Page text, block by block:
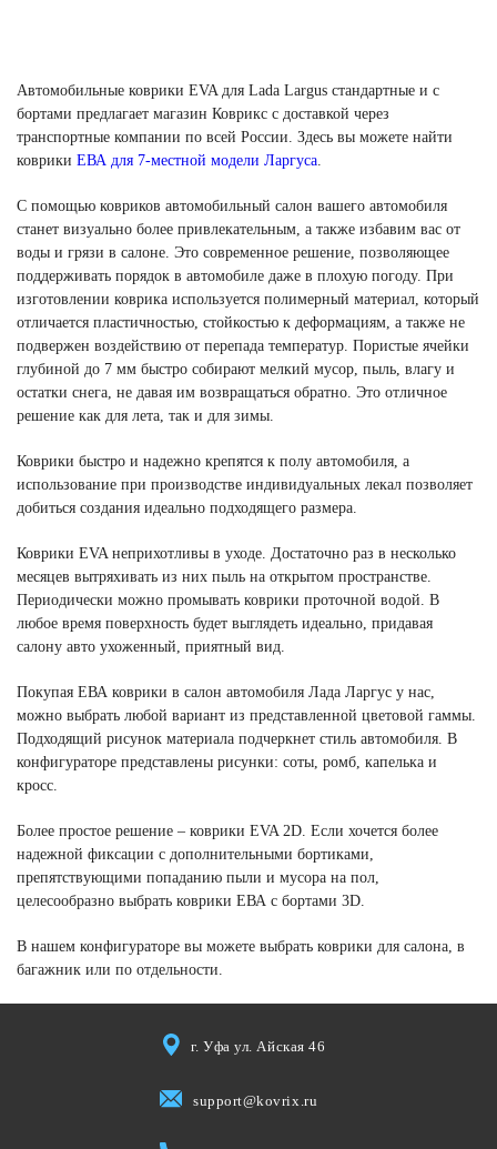
Автомобильные коврики EVA для Lada Largus стандартные и с
бортами предлагает магазин Коврикс с доставкой через
транспортные компании по всей России. Здесь вы можете найти
коврики ЕВА для 7-местной модели Ларгуса.
С помощью ковриков автомобильный салон вашего автомобиля
станет визуально более привлекательным, а также избавим вас от
воды и грязи в салоне. Это современное решение, позволяющее
поддерживать порядок в автомобиле даже в плохую погоду. При
изготовлении коврика используется полимерный материал, который
отличается пластичностью, стойкостью к деформациям, а также не
подвержен воздействию от перепада температур. Пористые ячейки
глубиной до 7 мм быстро собирают мелкий мусор, пыль, влагу и
остатки снега, не давая им возвращаться обратно. Это отличное
решение как для лета, так и для зимы.
Коврики быстро и надежно крепятся к полу автомобиля, а
использование при производстве индивидуальных лекал позволяет
добиться создания идеально подходящего размера.
Коврики EVA неприхотливы в уходе. Достаточно раз в несколько
месяцев вытряхивать из них пыль на открытом пространстве.
Периодически можно промывать коврики проточной водой. В
любое время поверхность будет выглядеть идеально, придавая
салону авто ухоженный, приятный вид.
Покупая ЕВА коврики в салон автомобиля Лада Ларгус у нас,
можно выбрать любой вариант из представленной цветовой гаммы.
Подходящий рисунок материала подчеркнет стиль автомобиля. В
конфигураторе представлены рисунки: соты, ромб, капелька и
кросс.
Более простое решение – коврики EVA 2D. Если хочется более
надежной фиксации с дополнительными бортиками,
препятствующими попаданию пыли и мусора на пол,
целесообразно выбрать коврики ЕВА с бортами 3D.
В нашем конфигураторе вы можете выбрать коврики для салона, в
багажник или по отдельности.
г. Уфа ул. Айская 46
support@kovrix.ru